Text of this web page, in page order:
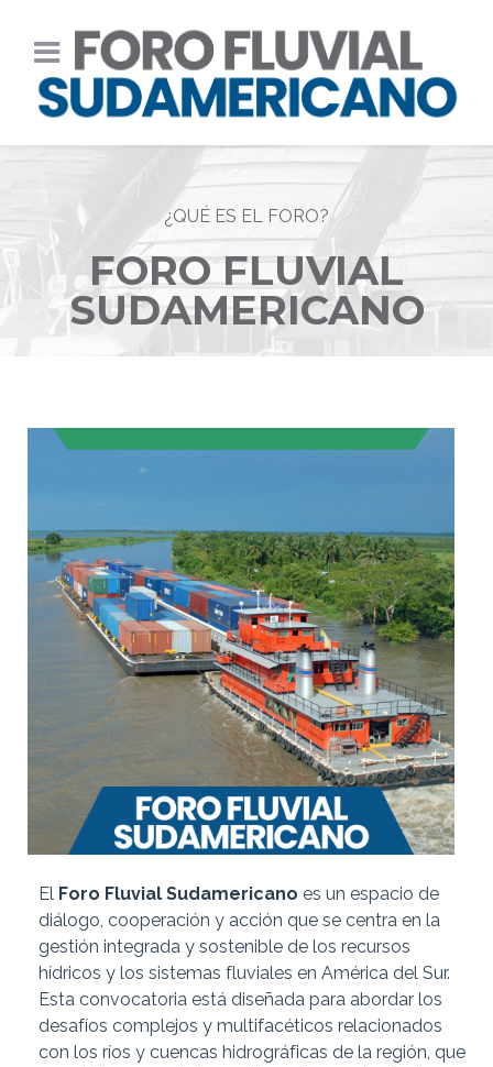
¿QUÉ ES EL FORO?
FORO FLUVIAL
SUDAMERICANO
El Foro Fluvial Sudamericano es un espacio de
diálogo, cooperación y acción que se centra en la
gestión integrada y sostenible de los recursos
hídricos y los sistemas fluviales en América del Sur.
Esta convocatoria está diseñada para abordar los
desafíos complejos y multifacéticos relacionados
con los ríos y cuencas hidrográficas de la región, que